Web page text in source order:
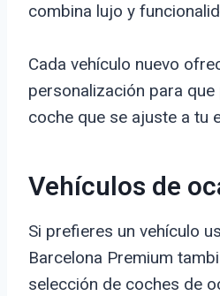
combina lujo y
Cada vehículo nuevo
personalización para
coche que se ajuste a tu
Vehículos de
Si prefieres un vehículo
Barcelona Premium
selección de coches de